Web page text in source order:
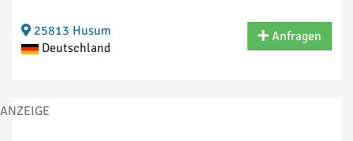
25813 Husum
Deutschland
Anfragen